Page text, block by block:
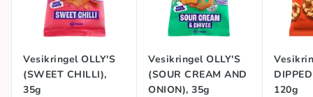
Vesikringel OLLY'S
(SWEET CHILLI),
35g
Vesikringel OLLY'S
(SOUR CREAM AND
ONION), 35g
120g